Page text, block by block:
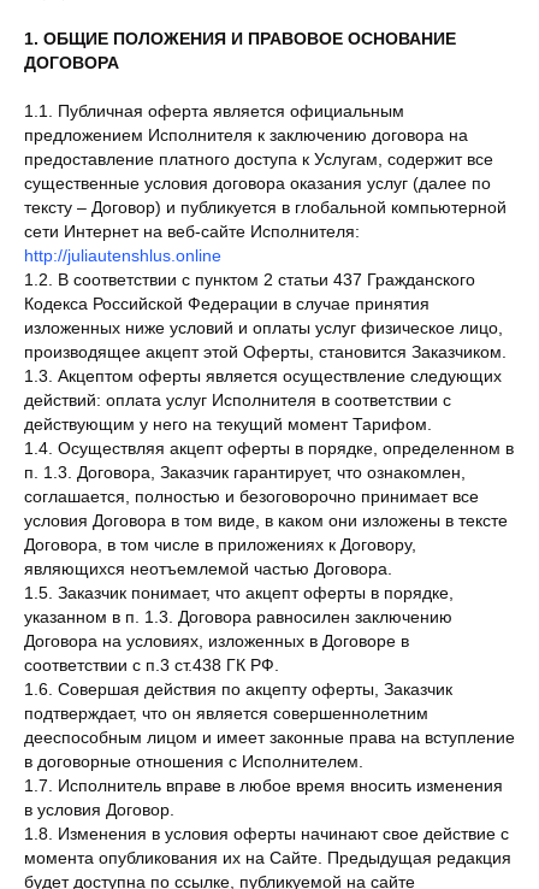
1. ОБЩИЕ ПОЛОЖЕНИЯ И ПРАВОВОЕ ОСНОВАНИЕ
ДОГОВОРА
1.1. Публичная оферта является официальным
предложением Исполнителя к заключению договора на
предоставление платного доступа к Услугам, содержит все
существенные условия договора оказания услуг (далее по
тексту – Договор) и публикуется в глобальной компьютерной
сети Интернет на веб-сайте Исполнителя:
http://juliautenshlus.online
1.2. В соответствии с пунктом 2 статьи 437 Гражданского
Кодекса Российской Федерации в случае принятия
изложенных ниже условий и оплаты услуг физическое лицо,
производящее акцепт этой Оферты, становится Заказчиком.
1.3. Акцептом оферты является осуществление следующих
действий: оплата услуг Исполнителя в соответствии с
действующим у него на текущий момент Тарифом.
1.4. Осуществляя акцепт оферты в порядке, определенном в
п. 1.3. Договора, Заказчик гарантирует, что ознакомлен,
соглашается, полностью и безоговорочно принимает все
условия Договора в том виде, в каком они изложены в тексте
Договора, в том числе в приложениях к Договору,
являющихся неотъемлемой частью Договора.
1.5. Заказчик понимает, что акцепт оферты в порядке,
указанном в п. 1.3. Договора равносилен заключению
Договора на условиях, изложенных в Договоре в
соответствии с п.3 ст.438 ГК РФ.
1.6. Совершая действия по акцепту оферты, Заказчик
подтверждает, что он является совершеннолетним
дееспособным лицом и имеет законные права на вступление
в договорные отношения с Исполнителем.
1.7. Исполнитель вправе в любое время вносить изменения
в условия Договор.
1.8. Изменения в условия оферты начинают свое действие с
момента опубликования их на Сайте. Предыдущая редакция
будет доступна по ссылке, публикуемой на сайте